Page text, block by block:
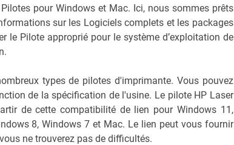
pour Windows et Mac. Ici, nous sommes prêts
sur les Logiciels complets et les packages
le Pilote approprié pour le système d’exploitation de
types de pilotes d'imprimante. Vous pouvez
de la spécification de l'usine. Le pilote HP Laser
de cette compatibilité de lien pour Windows 11,
8, Windows 7 et Mac. Le lien peut vous fournir
ne trouverez pas de difficultés.